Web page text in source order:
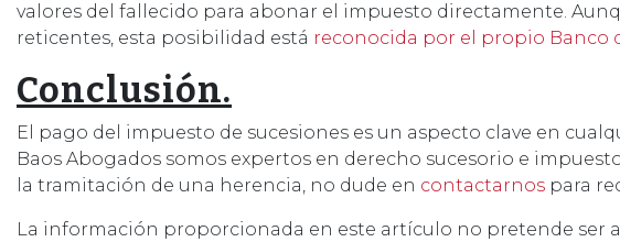
valores del fallecido para abonar el impuesto directamente.
reticentes, esta posibilidad está reconocida por el propio Banco
Conclusión.
El pago del impuesto de sucesiones es un aspecto clave en
Baos Abogados somos expertos en derecho sucesorio e
la tramitación de una herencia, no dude en contactarnos para
La información proporcionada en este artículo no pretende ser